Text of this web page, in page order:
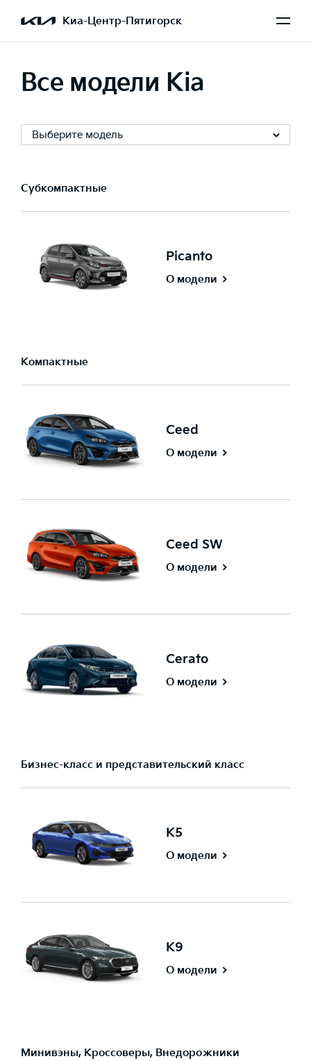
Киа-Центр-Пятигорск
Все модели Kia
Выберите модель
Субкомпактные
Picanto
О модели
Компактные
Ceed
О модели
Ceed SW
О модели
Cerato
О модели
Бизнес-класс и представительский класс
K5
О модели
K9
О модели
Минивэны, Кроссоверы, Внедорожники